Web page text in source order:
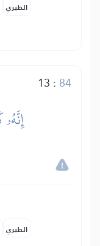
الطبري
13 : 84
الطبري